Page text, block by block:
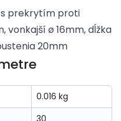
prekrytím proti
vonkajší ø 16mm, dĺžka
20mm
0.016 kg
30